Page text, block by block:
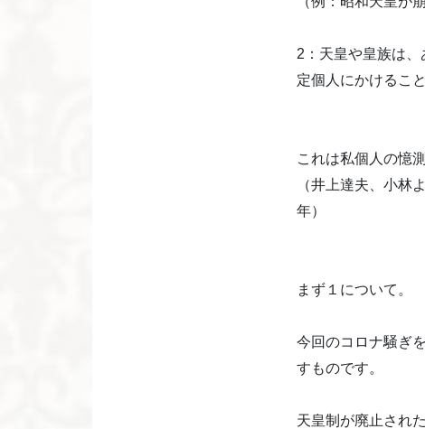
2：天皇や皇族は
定個人にかけるこ
これは私個人の憶
（井上達夫、小林
年）
まず１について。
今回のコロナ騒ぎ
すものです。
天皇制が廃止され